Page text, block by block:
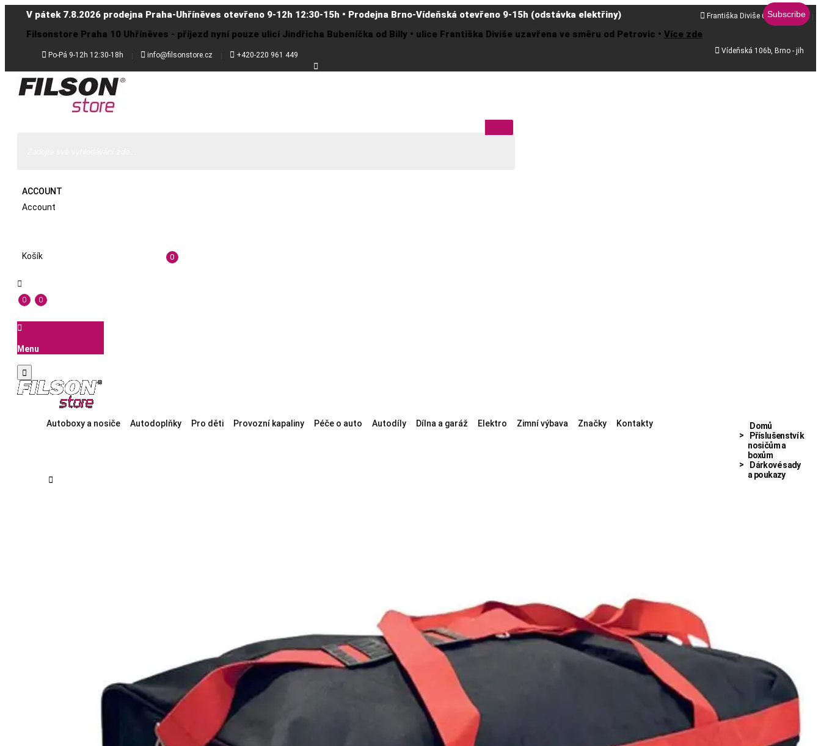
V pátek 7.8.2026 prodejna Praha-Uhříněves otevřeno 9-12h 12:30-15h • Prodejna Brno-Vídeňská otevřeno 9-15h (odstávka elektřiny)
Filsonstore Praha 10 Uhříněves - příjezd nyní pouze ulicí Jindřicha Bubeníčka od Billy • ulice Františka Diviše uzavřena ve směru od Petrovic • Více zde
 Po-Pá 9-12h 12:30-18h  info@filsonstore.cz  +420-220 961 449
 Františka Diviše 68, Praha 10
 Vídeňská 106b, Brno - jih

ACCOUNT
Account
Košík 0

0 0

Menu

Autoboxy a nosiče Autodoplňky Pro děti Provozní kapaliny Péče o auto Autodíly Dílna a garáž Elektro Zimní výbava Značky Kontakty
Domů
Příslušenství k
nosičům a
boxům
Dárkové sady
a poukazy
